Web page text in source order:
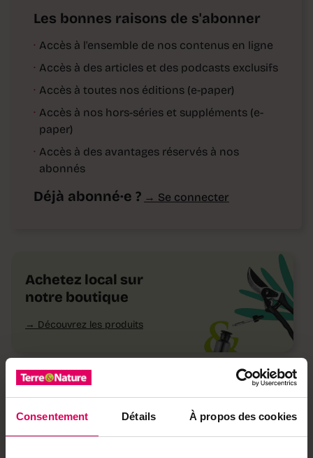
Consentement Détails À propos des cookies
Les bonnes raisons de s'abonner
· Accès à l'ensemble de nos contenus en ligne
· Accès à des articles et des podcasts exclusifs
· Accès à toutes nos éditions (e-paper)
· Accès à nos hors-séries et suppléments (e-
paper)
· Accès à des avantages réservés à nos
abonnés
Déjà abonné·e ? → Se connecter
Achetez local sur
notre boutique
Découvrez les produits
Nature